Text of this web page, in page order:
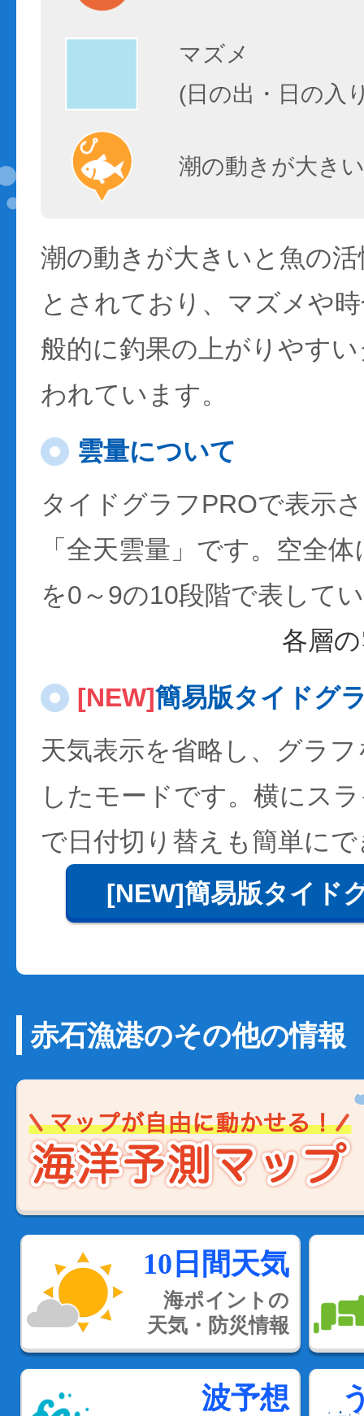
マズメ
(日の出・日の入
潮の動きが大き
潮の動きが大きいと魚の
とされており、マズメや
般的に釣果の上がりやす
われています。
雲量について
タイドグラフPROで表示
「全天雲量」です。空全
を0～9の10段階で表して
各層
[NEW]簡易版タイドグ
天気表示を省略し、グラ
したモードです。横にス
で日付切り替えも簡単に
[NEW]簡易版タイド
赤石漁港のその他の情報
10日間天気
海ポイントの
天気・防災情報
波予想